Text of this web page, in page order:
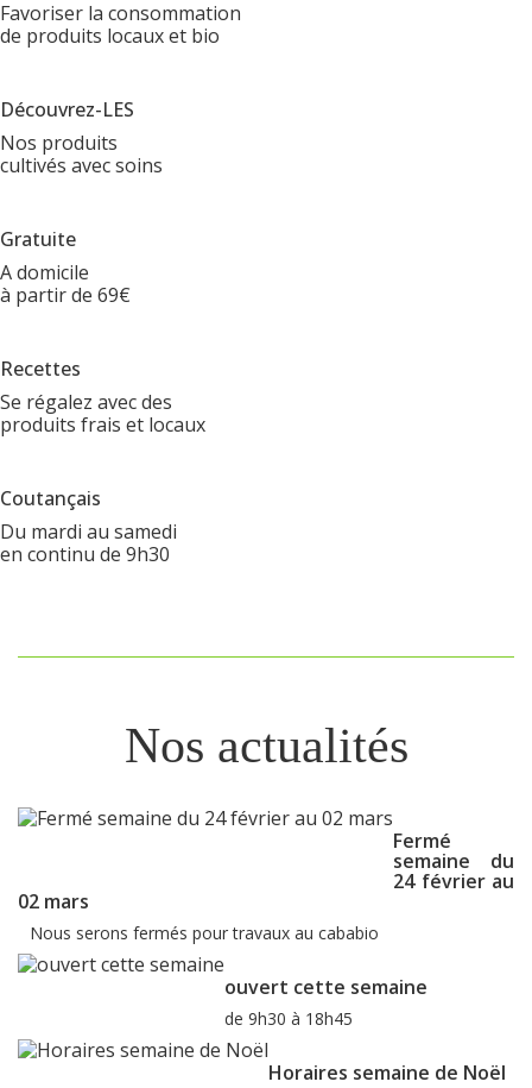
Favoriser la consommation
de produits locaux et bio
Découvrez-LES
Nos produits
cultivés avec soins
Gratuite
A domicile
à partir de 69€
Recettes
Se régalez avec des
produits frais et locaux
Coutançais
Du mardi au samedi
en continu de 9h30
Nos actualités
Fermé
semaine du
24 février au
02 mars
Nous serons fermés pour travaux au cababio
ouvert cette semaine
de 9h30 à 18h45
Horaires semaine de Noël